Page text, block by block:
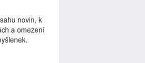
novin, k
a omezení